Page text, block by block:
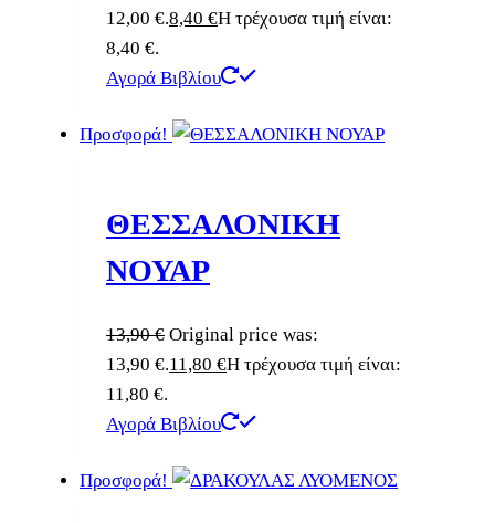
12,00 €.8,40 €Η τρέχουσα τιμή είναι:
8,40 €.
Αγορά Βιβλίου
Προσφορά!
ΘΕΣΣΑΛΟΝΙΚΗ
ΝΟΥΑΡ
13,90€ Original price was:
13,90 €.11,80 €Η τρέχουσα τιμή είναι:
11,80 €.
Αγορά Βιβλίου
Προσφορά!